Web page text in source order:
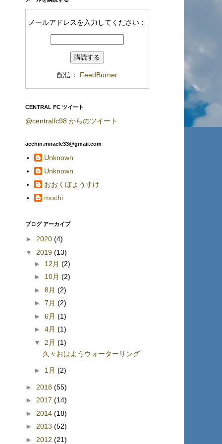
メールアドレスを入力してください：
配信： FeedBurner
CENTRAL FC ツイート
@centralfc98 からのツイート
acchin.miracle33@gmail.com
Unknown
Unknown
おおくぼようすけ
mochi
ブログ アーカイブ
► 2020 (4)
▼ 2019 (13)
► 12月 (2)
► 10月 (2)
► 8月 (2)
► 7月 (2)
► 6月 (1)
► 4月 (1)
▼ 2月 (1)
久々おはようウォーターリング
► 1月 (2)
► 2018 (55)
► 2017 (14)
► 2014 (18)
► 2013 (52)
► 2012 (21)